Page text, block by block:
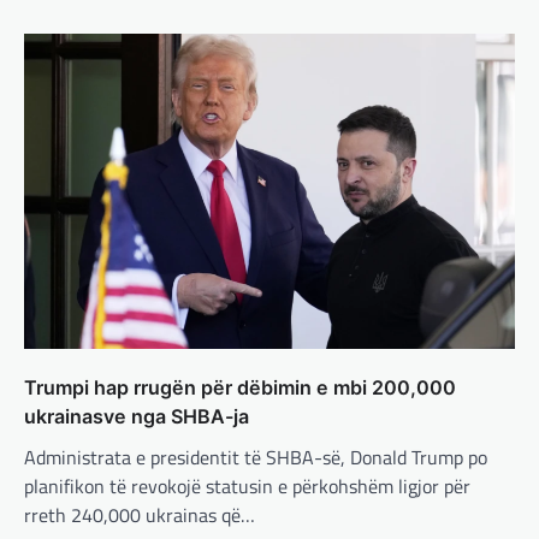
Trumpi hap rrugën për dëbimin e mbi 200,000
ukrainasve nga SHBA-ja
Administrata e presidentit të SHBA-së, Donald Trump po
planifikon të revokojë statusin e përkohshëm ligjor për
rreth 240,000 ukrainas që…
Trump ndërpreu ndihmën
ushtarake, kryeministri i
Ukrainës: Të vendosur për
vazhdimin e bashkëpunimit me
SHBA!
adminadmin March 4, 2025
Kryeministri i Ukrainës thotë se vendi i tij
është absolutisht i vendosur të vazhdojë
bashkëpunimin e saj me Shtetet e…
BOTA LAJME MË TË FUNDIT
SPECIALE
Erdogan: Izraeli nuk do të gjejë
paqe pa themelimin e shtetit
palestinez
adminadmin March 4, 2025
Presidenti turk, Recep Tayyip Erdogan, ka
deklaruar se siguria e Evropës pa Turqinë